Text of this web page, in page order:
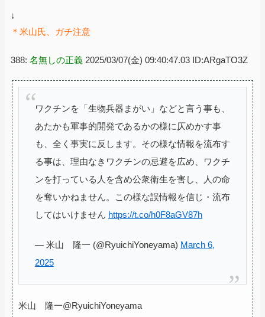
↓
＊米山氏、ガチ注意
388: 名無しの正義 2025/03/07(金) 09:40:47.03 ID:ARgaTO3Z
ワクチンを「生物兵器まがい」などと言う事も、
あたかも軍事的開発であるかの様に仄めかす事
も、全く事実に反します。その様な情報を流布す
る事は、理由なきワクチンの忌避を広め、ワクチ
ンを打っている人を含め公衆衛生を害し、人の命
を奪いかねません。この様な誤情報を信じ・流布
してはいけません https://t.co/h0F8aGV87h
— 米山 隆一 (@RyuichiYoneyama) March 6,
2025
米山 隆一@RyuichiYoneyama